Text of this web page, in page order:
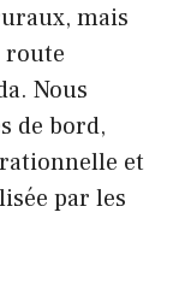
mais
route
Nous
de bord,
et
par les